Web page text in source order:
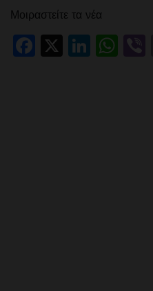
Μοιραστείτε τα νέα
Facebook
X